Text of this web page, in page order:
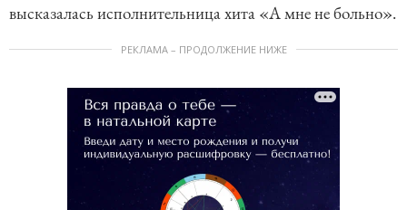
высказалась исполнительница хита «А мне не больно».
РЕКЛАМА – ПРОДОЛЖЕНИЕ НИЖЕ